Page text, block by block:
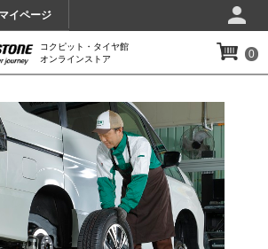
マイページ
コクピット・タイヤ館
オンラインストア
0